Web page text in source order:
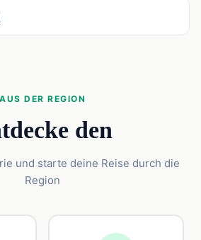
AUS DER REGION
den
und starte deine Reise durch die
Region